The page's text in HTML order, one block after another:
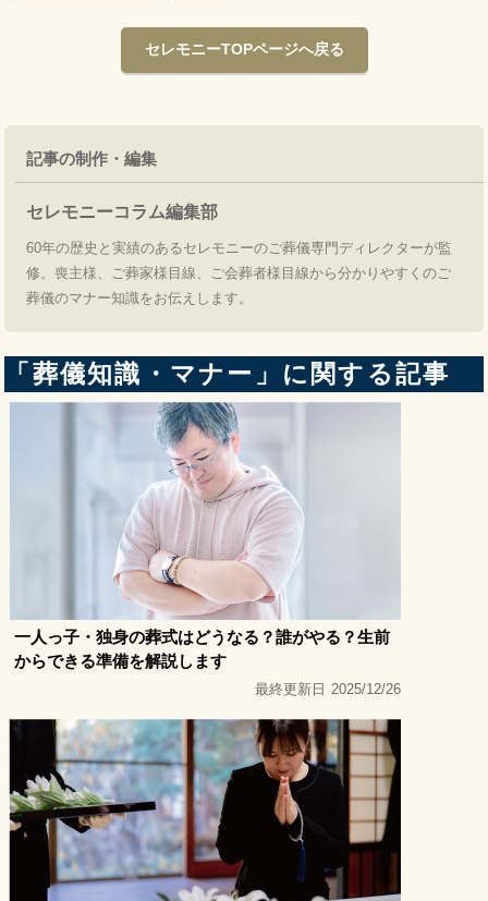
セレモニーTOPページへ戻る
記事の制作・編集
セレモニーコラム編集部
60年の歴史と実績のあるセレモニーのご葬儀専門ディレクターが監
修。喪主様、ご葬家様目線、ご会葬者様目線から分かりやすくのご
葬儀のマナー知識をお伝えします。
「葬儀知識・マナー」に関する記事
一人っ子・独身の葬式はどうなる？誰がやる？生前
からできる準備を解説します
最終更新日 2025/12/26